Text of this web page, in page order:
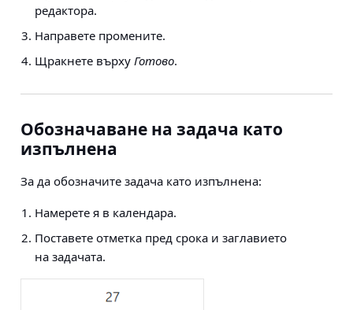
редактора.
Направете промените.
Щракнете върху Готово.
Обозначаване на задача като
изпълнена
За да обозначите задача като изпълнена:
Намерете я в календара.
Поставете отметка пред срока и заглавието
на задачата.